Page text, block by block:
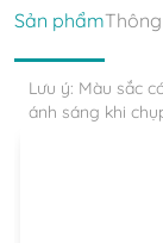
Sản phẩm
Lưu ý: Màu sắc
ánh sáng khi